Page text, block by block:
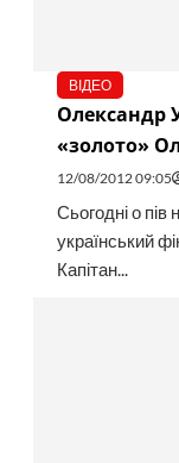
ВІДЕО
Олександр
«золото»
12/08/2012 09:05
Сьогодні о пів
український
Капітан...